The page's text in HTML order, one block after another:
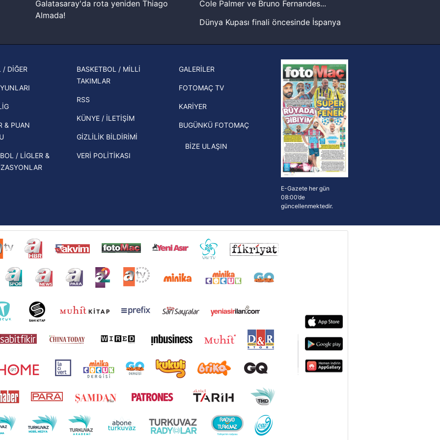
Metnimiziziyaret edebilirsiniz.
Kanunu uyarınca hazırlanmış Aydınlatma Metnimizi okumak ve sitemizde ilgili
Galatasaray'da rota yeniden Thiago
Almada!
muhtemel rakibi belli oldu! Gornik
İspanya-Arjantin finalinin ardından dış
Beşiktaş'ın UEFA Avrupa Ligi'nde 3. Ön
Eleme Turu muhtemel rakipleri belli
Cole Palmer ve Bruno Fernandes...
Dünya Kupası finali öncesinde İspanya
şampiyonluk yüzüğü verilecek
Hernan Crespo, Meksika Ligi
ekiplerinden Atlas'ın yeni teknik
direktörü oldu
/ DİĞER
& PUAN
/ LİGLER &
BASKETBOL / MİLLİ
TAKIMLAR
RSS
KÜNYE / İLETİŞİM
GİZLİLİK BİLDİRİMİ
VERİ POLİTİKASI
GALERİLER
FOTOMAÇ TV
KARİYER
BUGÜNKÜ FOTOMAÇ
BİZE ULAŞIN
E-Gazete her gün
08:00’de
güncellenmektedir.